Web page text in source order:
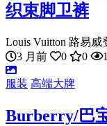
织束脚卫裤
Louis Vuitton 路易威
3 月前
0 0
服装 高端大牌
Burberry/巴